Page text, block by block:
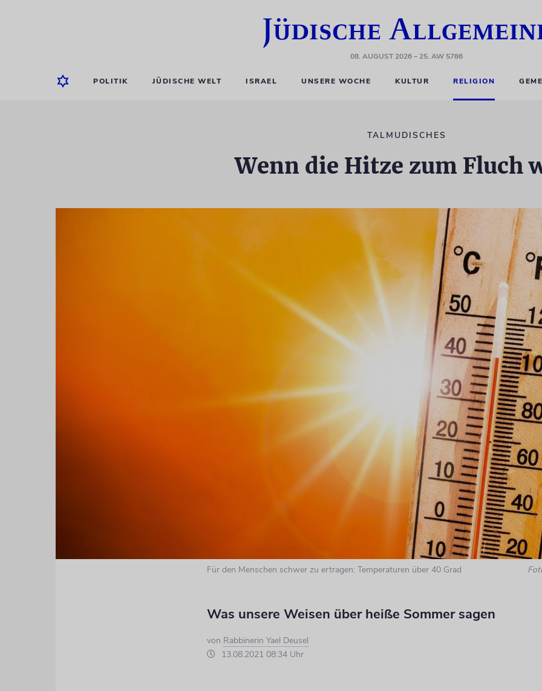
08. AUGUST 2026– 25. AW 5786
POLITIK JÜDISCHE WELT ISRAEL UNSERE WOCHE KULTUR RELIGION
TALMUDISCHES
Wenn die Hitze zum Fluch
Für den Menschen schwer zu ertragen: Temperaturen über 40 Grad
Was unsere Weisen über heiße Sommer sagen
von Rabbinerin Yael Deusel
13.08.2021 08:34 Uhr